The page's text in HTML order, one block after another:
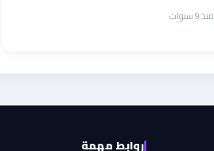
منذ 9 سنوات
روابط مهمة